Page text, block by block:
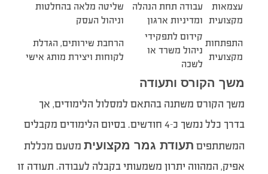
עצמאות
מקצועית
עבודה תחת הנהלה
ומדיניות ארגון
שליטה מלאה בהחלטות
וניהול העסק
התפתחות
מקצועית
קידום לתפקידי
ניהול משרד או
לשכה
הרחבת שירותים, הגדלת
לקוחות ויצירת מותג אישי
משך הקורס ותעודה
משך הקורס משתנה בהתאם למסלול הלימודים, אך
בדרך כלל נמשך כ-4 חודשים. בסיום הלימודים מקבלים
המשתתפים תעודת גמר מקצועית מטעם מכללת
אפיק, המהווה יתרון משמעותי בקבלה לעבודה. תעודה זו